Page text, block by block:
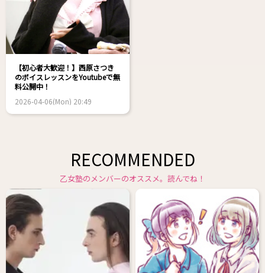
【初心者大歓迎！】西原さつき
のボイスレッスンをYoutubeで無
料公開中！
2026-04-06(Mon) 20:49
RECOMMENDED
乙女塾のメンバーのオススメ。読んでね！